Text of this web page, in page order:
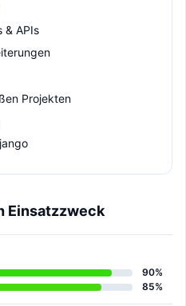
& APIs
Projekten
Einsatzzweck
90%
85%